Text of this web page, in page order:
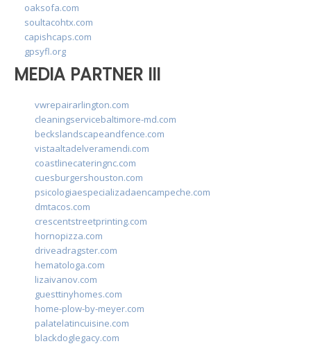
oaksofa.com
soultacohtx.com
capishcaps.com
gpsyfl.org
MEDIA PARTNER III
vwrepairarlington.com
cleaningservicebaltimore-md.com
beckslandscapeandfence.com
vistaaltadelveramendi.com
coastlinecateringnc.com
cuesburgershouston.com
psicologiaespecializadaencampeche.com
dmtacos.com
crescentstreetprinting.com
hornopizza.com
driveadragster.com
hematologa.com
lizaivanov.com
guesttinyhomes.com
home-plow-by-meyer.com
palatelatincuisine.com
blackdoglegacy.com